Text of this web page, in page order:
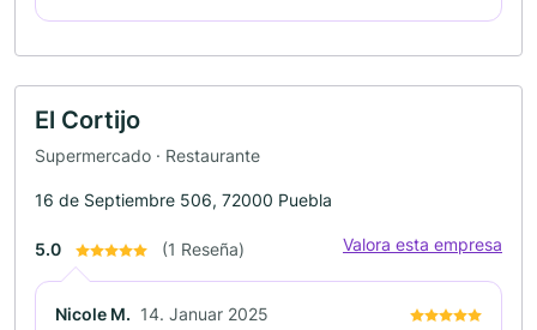
El Cortijo
Supermercado · Restaurante
16 de Septiembre 506, 72000 Puebla
5.0 (1 Reseña) Valora esta empresa
Nicole M. 14. Januar 2025